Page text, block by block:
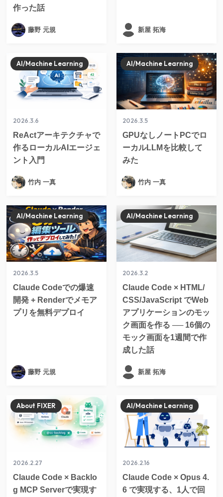
作った話
藤野 元規 新屋 拓海
2026.3.6
ReActアーキテクチャで
作るローカルAIエージェ
ント入門
AI/Machine Learning
竹内 一真
2026.3.5
GPUなしノートPCでロ
ーカルLLMを比較して
みた
AI/Machine Learning
竹内 一真
2026.3.5
Claude Codeでの爆速
開発 + Renderでメモア
プリを無料デプロイ
AI/Machine Learning
藤野 元規
2026.3.2
Claude Code × HTML/
CSS/JavaScript でWeb
アプリケーションのモッ
ク画面を作る ── 16個の
モック画面を1週間で作
成した話
AI/Machine Learning
新屋 拓海
2026.2.27
Claude Code × Backlo
g MCP Serverで実現す
About FIXER
2026.2.16
Claude Code × Opus 4.
6 で実現する、1人で回
AI/Machine Learning